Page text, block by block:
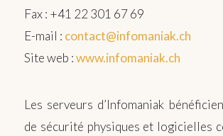
Fax : +41 22 301 67 69
E-mail : contact@infomaniak.ch
Site web :www.infomaniak.ch
Les serveurs d’Infomaniak
de sécurité physiques et logicielles